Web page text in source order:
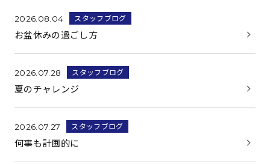
2026.08.04 スタッフブログ
お盆休みの過ごし方
2026.07.28 スタッフブログ
夏のチャレンジ
2026.07.27 スタッフブログ
何事も計画的に